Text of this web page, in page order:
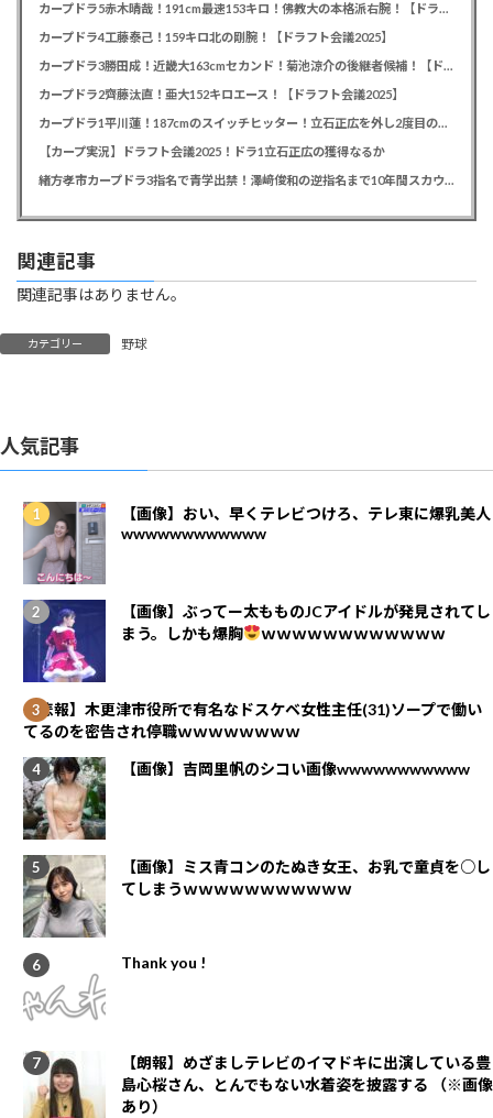
カープドラ5赤木晴哉！191cm最速153キロ！佛教大の本格派右腕！【ドラフト会議2025】
カープドラ4工藤泰己！159キロ北の剛腕！【ドラフト会議2025】
カープドラ3勝田成！近畿大163cmセカンド！菊池涼介の後継者候補！【ドラフト会議2025】
カープドラ2齊藤汰直！亜大152キロエース！【ドラフト会議2025】
カープドラ1平川蓮！187cmのスイッチヒッター！立石正広を外し2度目の重複も新井監督がクジを引き当てる！【ドラフト会議2025】
【カープ実況】ドラフト会議2025！ドラ1立石正広の獲得なるか
緒方孝市カープドラ3指名で青学出禁！澤﨑俊和の逆指名まで10年間スカウト出禁
関連記事
関連記事はありません。
カテゴリー 野球
人気記事
【画像】おい、早くテレビつけろ、テレ東に爆乳美人
wwwwwwwwwwww
【画像】ぶってー太もものJCアイドルが発見されてし
まう。しかも爆胸
ｗｗｗｗｗｗｗｗｗｗｗｗ
【悲報】木更津市役所で有名なドスケベ女性主任(31)ソープで働い
てるのを密告され停職ｗｗｗｗｗｗｗｗ
【画像】吉岡里帆のシコい画像wwwwwwwwwww
【画像】ミス青コンのたぬき女王、お乳で童貞を○し
てしまうｗｗｗｗｗｗｗｗｗｗｗ
Thank you !
【朗報】めざましテレビのイマドキに出演している豊
島心桜さん、とんでもない水着姿を披露する （※画像
あり）